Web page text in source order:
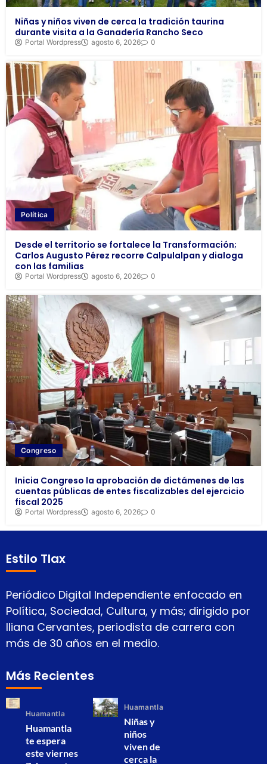
Niñas y niños viven de cerca la tradición taurina
durante visita a la Ganadería Rancho Seco
Portal Wordpress agosto 6, 2026 0
Política
Desde el territorio se fortalece la Transformación;
Carlos Augusto Pérez recorre Calpulalpan y dialoga
con las familias
Portal Wordpress agosto 6, 2026 0
Congreso
Inicia Congreso la aprobación de dictámenes de las
cuentas públicas de entes fiscalizables del ejercicio
fiscal 2025
Portal Wordpress agosto 6, 2026 0
Estilo Tlax
Periódico Digital Independiente enfocado en
Política, Sociedad, Cultura, y más; dirigido por
Iliana Cervantes, periodista de carrera con
más de 30 años en el medio.
Más Recientes
Huamantla
Huamantla
te espera
este viernes
Huamantla
Niñas y
niños
viven de
cerca la